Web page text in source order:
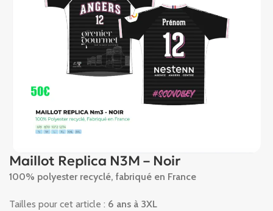
Maillot Replica N3M – Noir
100% polyester recyclé, fabriqué en France
Tailles pour cet article : 6 ans à 3XL